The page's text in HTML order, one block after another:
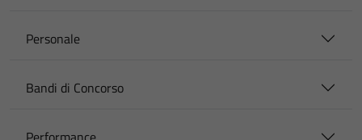
Personale
Bandi di Concorso